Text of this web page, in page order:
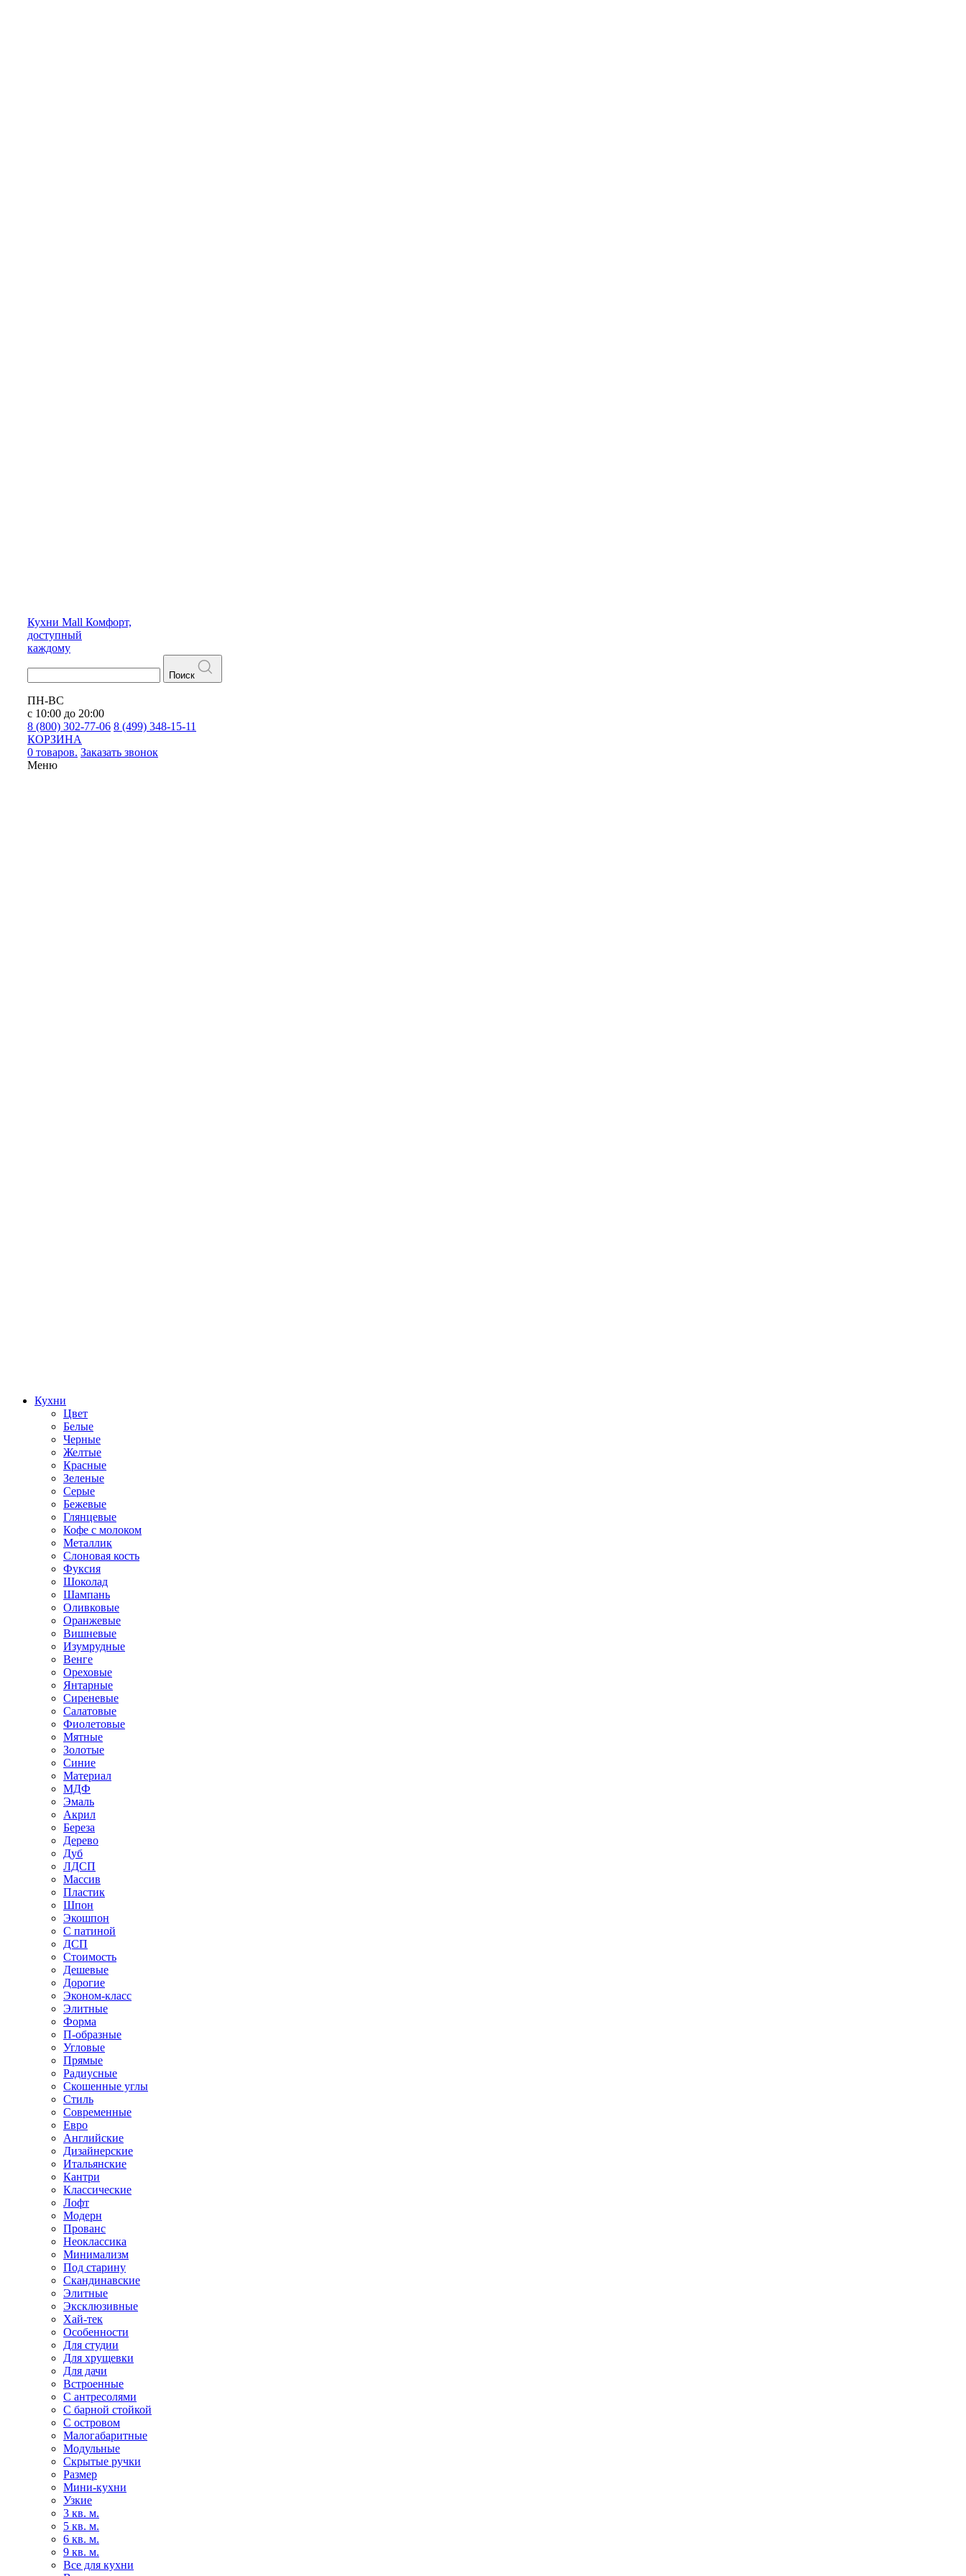
Кухни Mall Комфорт,
доступный
каждому
Поиск
ПН-ВС
с 10:00 до 20:00
8 (800) 302-77-06 8 (499) 348-15-11
КОРЗИНА
0 товаров. Заказать звонок
Меню
Кухни
Цвет
Белые
Черные
Желтые
Красные
Зеленые
Серые
Бежевые
Глянцевые
Кофе с молоком
Металлик
Слоновая кость
Фуксия
Шоколад
Шампань
Оливковые
Оранжевые
Вишневые
Изумрудные
Венге
Ореховые
Янтарные
Сиреневые
Салатовые
Фиолетовые
Мятные
Золотые
Синие
Материал
МДФ
Эмаль
Акрил
Береза
Дерево
Дуб
ЛДСП
Массив
Пластик
Шпон
Экошпон
С патиной
ДСП
Стоимость
Дешевые
Дорогие
Эконом-класс
Элитные
Форма
П-образные
Угловые
Прямые
Радиусные
Скошенные углы
Стиль
Современные
Евро
Английские
Дизайнерские
Итальянские
Кантри
Классические
Лофт
Модерн
Прованс
Неоклассика
Минимализм
Под старину
Скандинавские
Элитные
Эксклюзивные
Хай-тек
Особенности
Для студии
Для хрущевки
Для дачи
Встроенные
С антресолями
С барной стойкой
С островом
Малогабаритные
Модульные
Скрытые ручки
Размер
Мини-кухни
Узкие
3 кв. м.
5 кв. м.
6 кв. м.
9 кв. м.
Все для кухни